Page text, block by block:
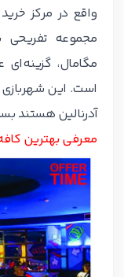
واقع در مرکز
مجموعه
است. این
آدرنالین هستند
معرفی بهترین